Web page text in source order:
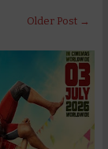
Older Post →